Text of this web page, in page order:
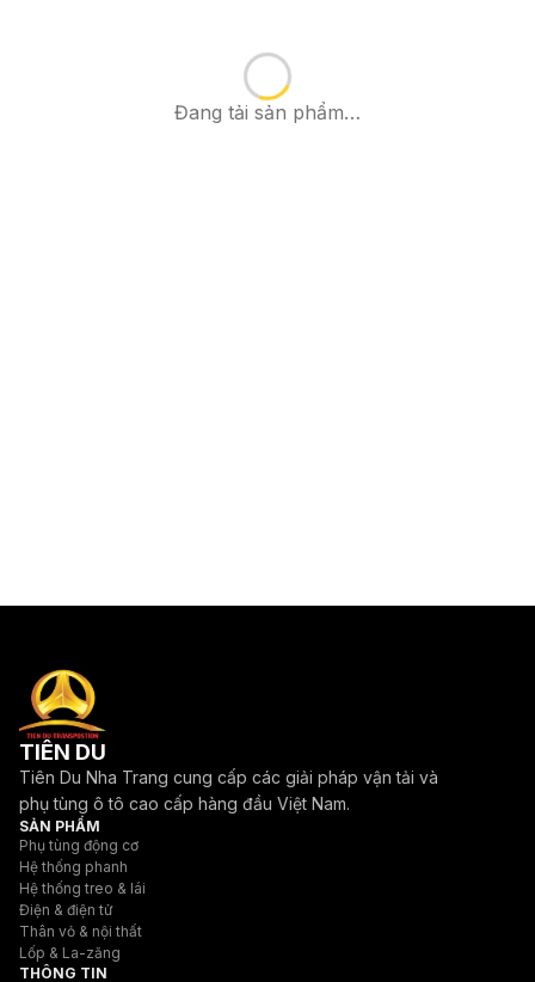
Đang tải sản phẩm…
TIÊN DU
Tiên Du Nha Trang cung cấp các giải pháp vận tải và
phụ tùng ô tô cao cấp hàng đầu Việt Nam.
SẢN PHẨM
Phụ tùng động cơ
Hệ thống phanh
Hệ thống treo & lái
Điện & điện tử
Thân vỏ & nội thất
Lốp & La-zăng
THÔNG TIN